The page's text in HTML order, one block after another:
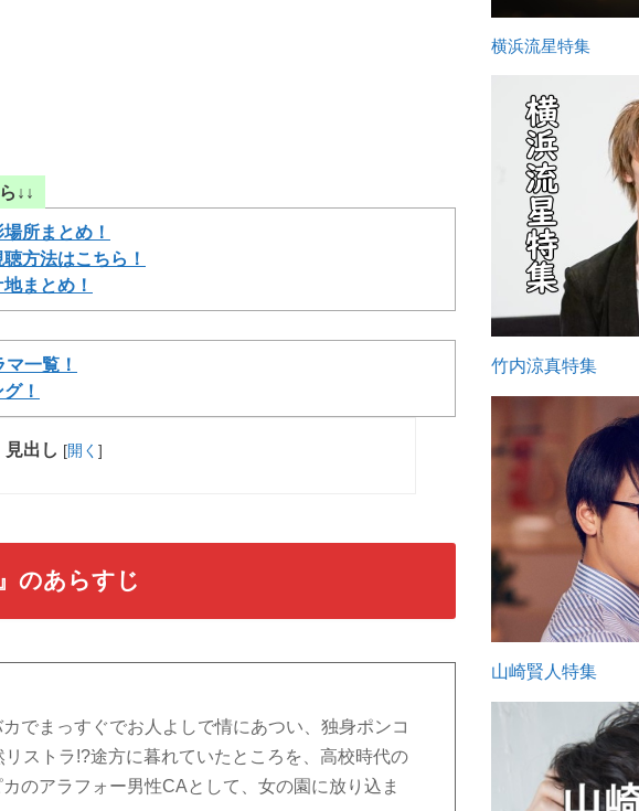
↓↓
所まとめ！
方法はこちら！
まとめ！
一覧！
！
見出し [開く ]
のあらすじ
でまっすぐでお人よしで情にあつい、独身ポンコ
ストラ!?途方に暮れていたところを、高校時代の
のアラフォー男性CAとして、女の園に放り込ま
横浜流星特集
竹内涼真特集
山崎賢人特集